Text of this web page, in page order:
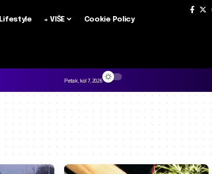
Lifestyle + VIŠE Cookie Policy
Petak, kol 7, 2026